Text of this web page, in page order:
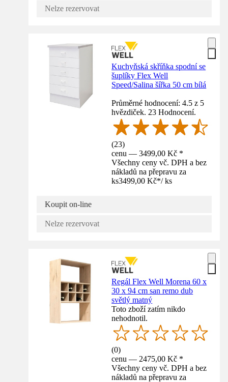
Nelze rezervovat
Kuchyňská skříňka spodní se
šuplíky Flex Well
Speed/Salina šířka 50 cm bílá
Průměrné hodnocení: 4.5 z 5
hvězdiček. 23 Hodnocení.
(23)
cenu — 3499,00 Kč *
Všechny ceny vč. DPH a bez
nákladů na přepravu za
ks3499,00 Kč*/ ks
Koupit on-line
Nelze rezervovat
Regál Flex Well Morena 60 x
30 x 94 cm san remo dub
světlý matný
Toto zboží zatím nikdo
nehodnotil.
(0)
cenu — 2475,00 Kč *
Všechny ceny vč. DPH a bez
nákladů na přepravu za